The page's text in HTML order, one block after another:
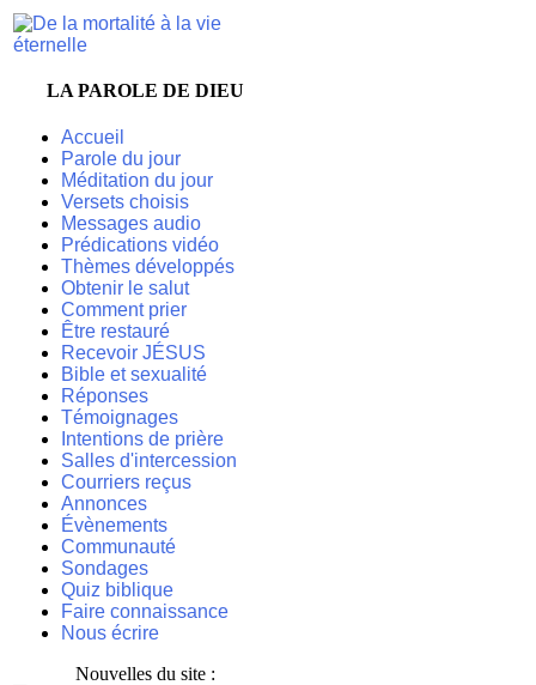
LA PAROLE DE DIEU
Accueil
Parole du jour
Méditation du jour
Versets choisis
Messages audio
Prédications vidéo
Thèmes développés
Obtenir le salut
Comment prier
Être restauré
Recevoir JÉSUS
Bible et sexualité
Réponses
Témoignages
Intentions de prière
Salles d'intercession
Courriers reçus
Annonces
Évènements
Communauté
Sondages
Quiz biblique
Faire connaissance
Nous écrire
Nouvelles du site :